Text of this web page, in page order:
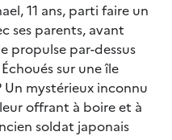
11 ans, parti faire un
ses parents, avant
propulse par-dessus
sur une île
mystérieux inconnu
offrant à boire et à
soldat japonais